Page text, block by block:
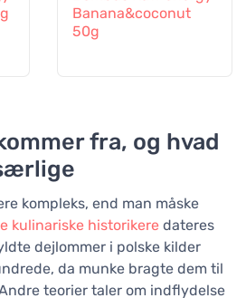
Banana&coconut
50g
fra, og hvad
kompleks, end man måske
kulinariske historikere dateres
dejlommer i polske kilder
da munke bragte dem til
teorier taler om indflydelse